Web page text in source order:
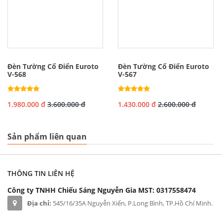
Đèn Tường Cổ Điển Euroto
V-568
1.980.000 đ 3.600.000 đ
Đèn Tường Cổ Điển Euroto
V-567
1.430.000 đ 2.600.000 đ
Sản phẩm liên quan
THÔNG TIN LIÊN HỆ
Công ty TNHH Chiếu Sáng Nguyễn Gia MST: 0317558474
Địa chỉ: 545/16/35A Nguyễn Xiển, P.Long Bình, TP.Hồ Chí Minh.